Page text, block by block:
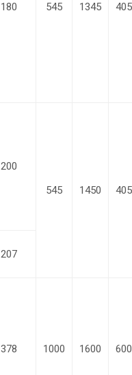
180 545 1345 405
200
545
1450 405
207
378 1000 1600 600